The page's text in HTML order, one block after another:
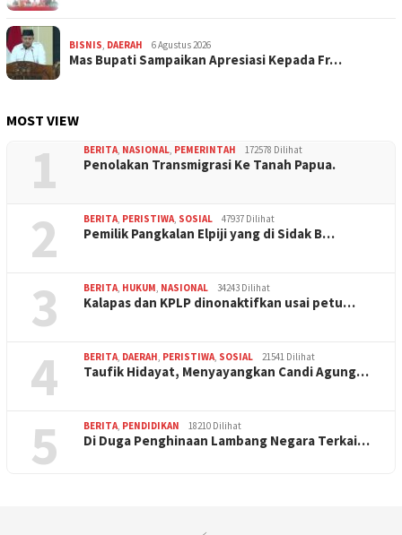
BISNIS DAERAH 6 Agustus 2026
Mas Bupati Sampaikan Apresiasi Kepada Fr…
MOST VIEW
1 BERITA NASIONAL PEMERINTAH 172578 Dilihat
Penolakan Transmigrasi Ke Tanah Papua.
2 BERITA PERISTIWA SOSIAL 47937 Dilihat
Pemilik Pangkalan Elpiji yang di Sidak B…
3 BERITA HUKUM NASIONAL 34243 Dilihat
Kalapas dan KPLP dinonaktifkan usai petu…
4 BERITA DAERAH PERISTIWA SOSIAL 21541 Dilihat
Taufik Hidayat, Menyayangkan Candi Agung…
5 BERITA PENDIDIKAN 18210 Dilihat
Di Duga Penghinaan Lambang Negara Terkai…